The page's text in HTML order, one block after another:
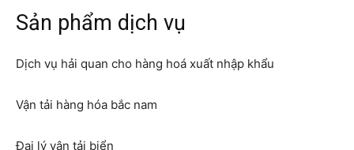
Sản phẩm dịch vụ
Dịch vụ hải quan cho hàng hoá xuất nhập khẩu
Vận tải hàng hóa bắc nam
Đại lý vận tải biển